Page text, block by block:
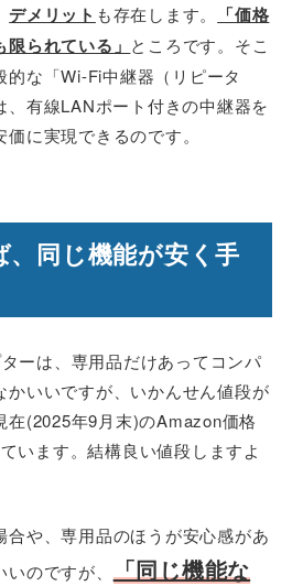
デメリット も存在します。
「価格
限られている」 ところです。そこ
的な「Wi-Fi中継器（リピータ
、有線LANポート付きの中継器を
に実現できるのです。
、同じ機能が安く手
ーは、専用品だけあってコンパ
かいいですが、いかんせん値段が
在(2025年9月末)のAmazon価格
います。結構良い値段しますよ
や、専用品のほうが安心感があ
のですが、 「同じ機能な